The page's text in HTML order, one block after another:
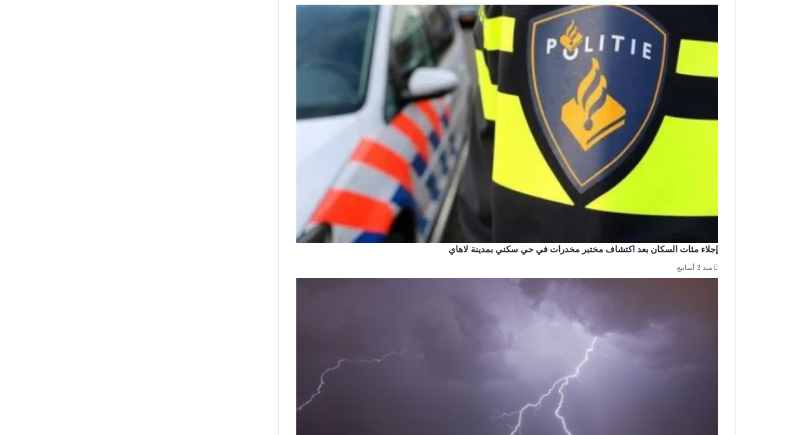
إجلاء مئات السكان بعد اكتشاف مختبر مخدرات في حي سكني بمدينة لاهاي
منذ 3 أسابيع